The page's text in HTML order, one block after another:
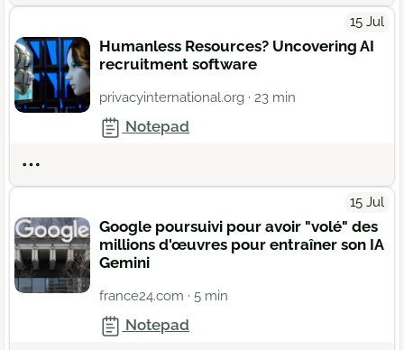
15 Jul
Humanless Resources? Uncovering AI
recruitment software
privacyinternational.org · 23 min
Notepad
15 Jul
Google poursuivi pour avoir "volé" des
millions d'œuvres pour entraîner son IA
Gemini
france24.com · 5 min
Notepad